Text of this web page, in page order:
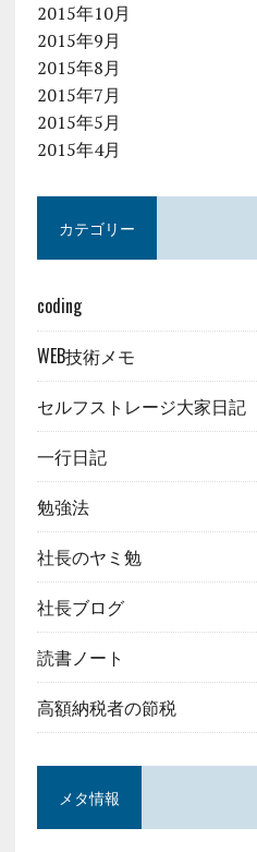
2015年10月
2015年9月
2015年8月
2015年7月
2015年5月
2015年4月
カテゴリー
coding
WEB技術メモ
セルフストレージ大家日記
一行日記
勉強法
社長のヤミ勉
社長ブログ
読書ノート
高額納税者の節税
メタ情報